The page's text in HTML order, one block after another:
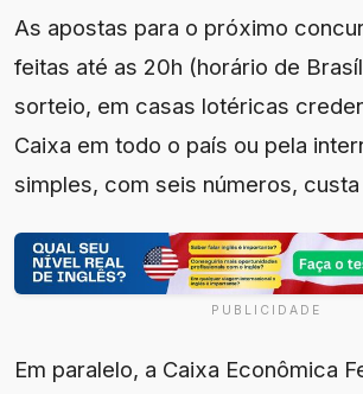
As apostas para o próximo
feitas até as 20h (horário de
sorteio, em casas lotéricas
Caixa em todo o país ou pela
simples, com seis números, custa
PUBLICIDADE
Em paralelo, a Caixa Econômica